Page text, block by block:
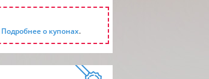
Подробнее о купонах.